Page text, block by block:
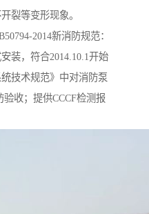
裂等变形现象。
2014新消防规范：
装，符合2014.10.1开始
技术规范》中对消防泵
收；提供CCCF检测报